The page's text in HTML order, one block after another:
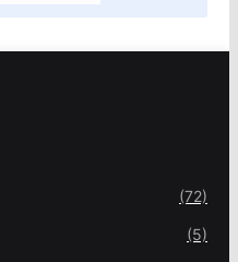
(72)
(5)